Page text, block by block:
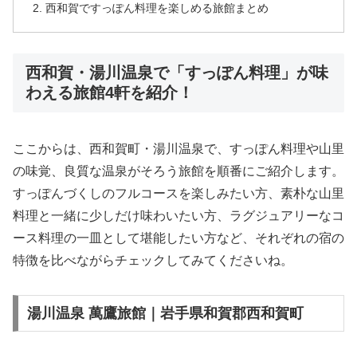
西和賀ですっぽん料理を楽しめる旅館まとめ
西和賀・湯川温泉で「すっぽん料理」が味
わえる旅館4軒を紹介！
ここからは、西和賀町・湯川温泉で、すっぽん料理や山里
の味覚、良質な温泉がそろう旅館を順番にご紹介します。
すっぽんづくしのフルコースを楽しみたい方、素朴な山里
料理と一緒に少しだけ味わいたい方、ラグジュアリーなコ
ース料理の一皿として堪能したい方など、それぞれの宿の
特徴を比べながらチェックしてみてくださいね。
湯川温泉 萬鷹旅館｜岩手県和賀郡西和賀町